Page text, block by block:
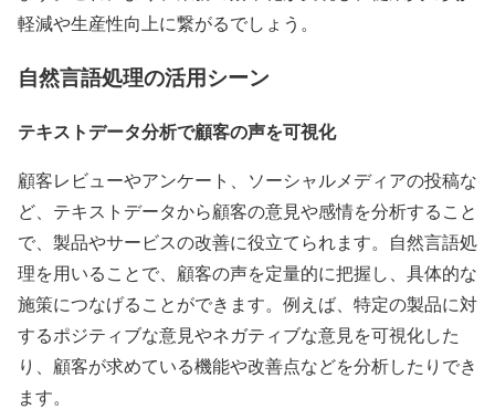
軽減や生産性向上に繋がるでしょう。
自然言語処理の活用シーン
テキストデータ分析で顧客の声を可視化
顧客レビューやアンケート、ソーシャルメディアの投稿な
ど、テキストデータから顧客の意見や感情を分析すること
で、製品やサービスの改善に役立てられます。自然言語処
理を用いることで、顧客の声を定量的に把握し、具体的な
施策につなげることができます。例えば、特定の製品に対
するポジティブな意見やネガティブな意見を可視化した
り、顧客が求めている機能や改善点などを分析したりでき
ます。